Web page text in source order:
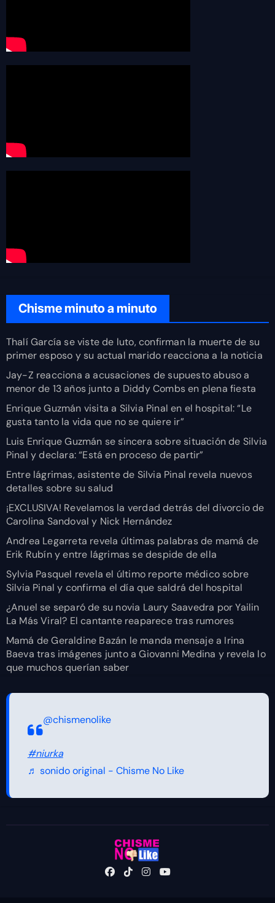
Chisme minuto a minuto
Thalí García se viste de luto, confirman la muerte de su
primer esposo y su actual marido reacciona a la noticia
Jay-Z reacciona a acusaciones de supuesto abuso a
menor de 13 años junto a Diddy Combs en plena fiesta
Enrique Guzmán visita a Silvia Pinal en el hospital: “Le
gusta tanto la vida que no se quiere ir”
Luis Enrique Guzmán se sincera sobre situación de Silvia
Pinal y declara: “Está en proceso de partir”
Entre lágrimas, asistente de Silvia Pinal revela nuevos
detalles sobre su salud
¡EXCLUSIVA! Revelamos la verdad detrás del divorcio de
Carolina Sandoval y Nick Hernández
Andrea Legarreta revela últimas palabras de mamá de
Erik Rubín y entre lágrimas se despide de ella
Sylvia Pasquel revela el último reporte médico sobre
Silvia Pinal y confirma el día que saldrá del hospital
¿Anuel se separó de su novia Laury Saavedra por Yailin
La Más Viral? El cantante reaparece tras rumores
Mamá de Geraldine Bazán le manda mensaje a Irina
Baeva tras imágenes junto a Giovanni Medina y revela lo
que muchos querían saber
@chismenolike
#niurka
♬ sonido original - Chisme No Like